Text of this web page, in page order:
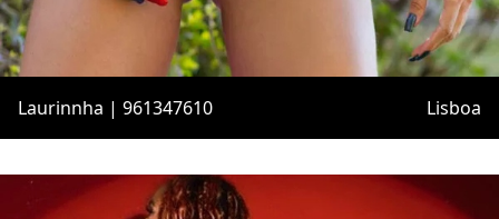
Laurinnha | 961347610 Lisboa